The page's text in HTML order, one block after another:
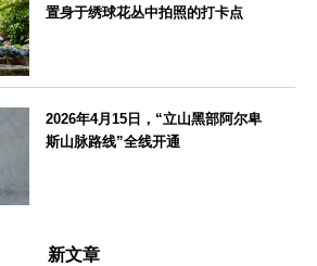
置身于绣球花丛中拍照的打卡点
2026年4月15日，“立山黑部阿尔卑
斯山脉路线”全线开通
新文章